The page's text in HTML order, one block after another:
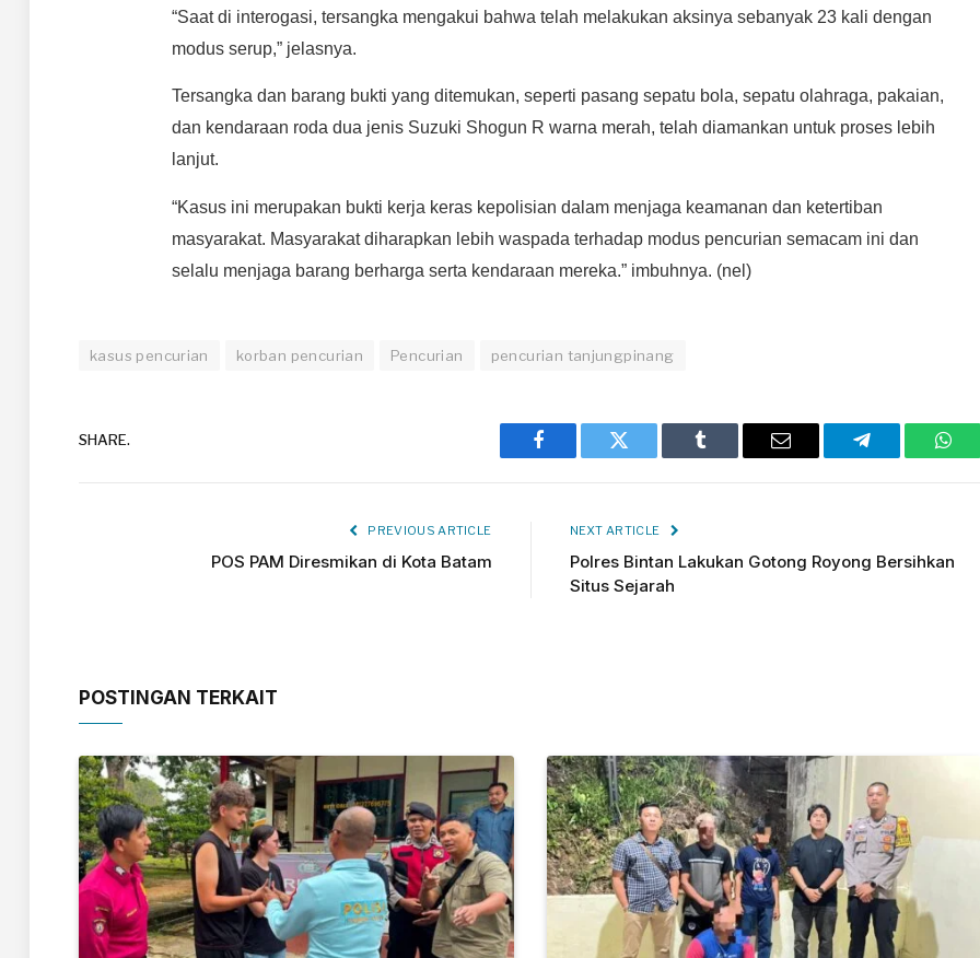
“Saat di interogasi, tersangka mengakui bahwa telah melakukan aksinya sebanyak 23 kali dengan
modus serup,” jelasnya.
Tersangka dan barang bukti yang ditemukan, seperti pasang sepatu bola, sepatu olahraga, pakaian,
dan kendaraan roda dua jenis Suzuki Shogun R warna merah, telah diamankan untuk proses lebih
lanjut.
“Kasus ini merupakan bukti kerja keras kepolisian dalam menjaga keamanan dan ketertiban
masyarakat. Masyarakat diharapkan lebih waspada terhadap modus pencurian semacam ini dan
selalu menjaga barang berharga serta kendaraan mereka.” imbuhnya. (nel)
kasus pencurian korban pencurian Pencurian pencurian tanjungpinang
SHARE.
Facebook Twitter Tumblr Email Telegram
PREVIOUS ARTICLE
POS PAM Diresmikan di Kota Batam
NEXT ARTICLE
Polres Bintan Lakukan Gotong Royong Bersihkan
Situs Sejarah
POSTINGAN TERKAIT